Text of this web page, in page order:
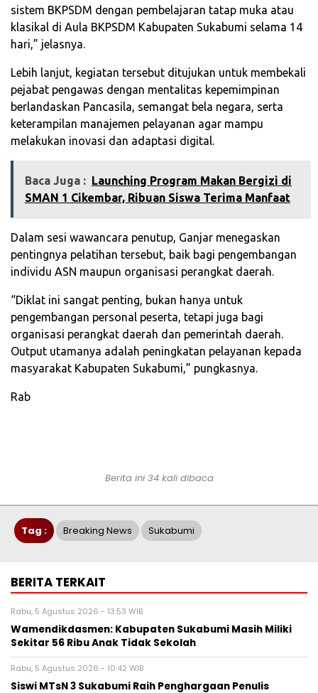
sistem BKPSDM dengan pembelajaran tatap muka atau
klasikal di Aula BKPSDM Kabupaten Sukabumi selama 14
hari,” jelasnya.
Lebih lanjut, kegiatan tersebut ditujukan untuk membekali
pejabat pengawas dengan mentalitas kepemimpinan
berlandaskan Pancasila, semangat bela negara, serta
keterampilan manajemen pelayanan agar mampu
melakukan inovasi dan adaptasi digital.
Baca Juga : Launching Program Makan Bergizi di
SMAN 1 Cikembar, Ribuan Siswa Terima Manfaat
Dalam sesi wawancara penutup, Ganjar menegaskan
pentingnya pelatihan tersebut, baik bagi pengembangan
individu ASN maupun organisasi perangkat daerah.
“Diklat ini sangat penting, bukan hanya untuk
pengembangan personal peserta, tetapi juga bagi
organisasi perangkat daerah dan pemerintah daerah.
Output utamanya adalah peningkatan pelayanan kepada
masyarakat Kabupaten Sukabumi,” pungkasnya.
Rab
Berita ini 34 kali dibaca
Tag : Breaking News Sukabumi
BERITA TERKAIT
Rabu, 5 Agustus 2026 - 13:53 WIB
Wamendikdasmen: Kabupaten Sukabumi Masih Miliki
Sekitar 56 Ribu Anak Tidak Sekolah
Rabu, 5 Agustus 2026 - 10:42 WIB
‎Siswi MTsN 3 Sukabumi Raih Penghargaan Penulis